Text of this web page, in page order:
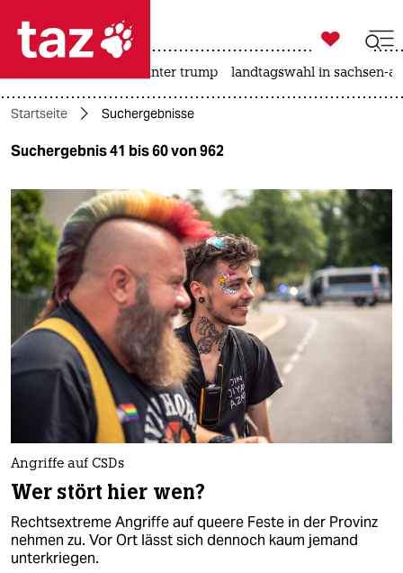
 taz zahl ich
taz zahl ich
themen
politik
öko
gesellschaft
kultur
sport
nord
wahrheit
verlag
verlag

taz zahl ich
usa unter trump landtagswahl in sachsen-
Startseite Suchergebnisse
Suchergebnis 41 bis 60 von 962
Angriffe auf CSDs
Wer stört hier wen?
Rechtsextreme Angriffe auf queere Feste in der Provinz
nehmen zu. Vor Ort lässt sich dennoch kaum jemand
unterkriegen.